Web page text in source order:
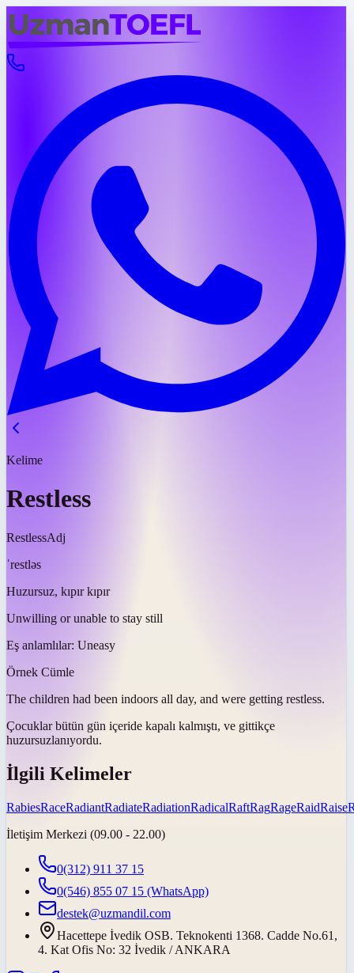
Kelime
Restless
RestlessAdj
ˈrestləs
Huzursuz, kıpır kıpır
Unwilling or unable to stay still
Eş anlamlılar: Uneasy
Örnek Cümle
The children had been indoors all day, and were getting restless.
Çocuklar bütün gün içeride kapalı kalmıştı, ve gittikçe
huzursuzlanıyordu.
İlgili Kelimeler
RabiesRaceRadiantRadiateRadiationRadicalRaftRagRageRaidRaise
İletişim Merkezi (09.00 - 22.00)
0(312) 911 37 15
0(546) 855 07 15 (WhatsApp)
destek@uzmandil.com
Hacettepe İvedik OSB. Teknokenti 1368. Cadde No.61,
4. Kat Ofis No: 32 İvedik / ANKARA